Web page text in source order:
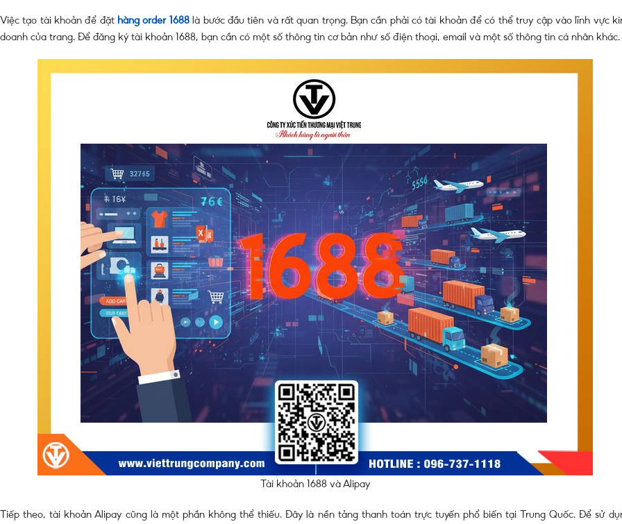
Việc tạo tài khoản để đặt hàng order 1688là bước đầu tiên và rất quan trọng. Bạn cần phải có tài khoản để có thể truy cập vào lĩnh vực
doanh của trang. Để đăng ký tài khoản 1688, bạn cần có một số thông tin cơ bản như số điện thoại, email và một số thông tin cá nhân khác.
Tài khoản 1688 và Alipay
Tiếp theo, tài khoản Alipay cũng là một phần không thể thiếu. Đây là nền tảng thanh toán trực tuyến phổ biến tại Trung Quốc. Để sử